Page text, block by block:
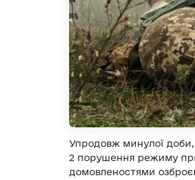
Упродовж минулої доби,
2 порушення режиму
домовленостями